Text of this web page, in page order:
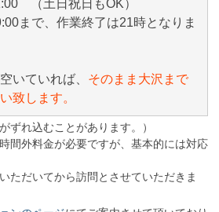
（土日祝日もOK）
まで、作業終了は21時となりま
いていれば、 そのまま大沢まで
致します。
ずれ込むことがあります。）
間外料金が必要ですが、基本的には対応
ただいてから訪問とさせていただきま